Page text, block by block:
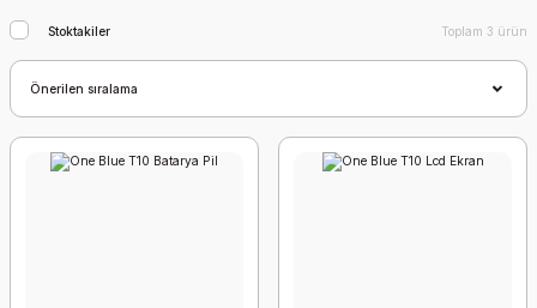
Stoktakiler Toplam 3 ürün